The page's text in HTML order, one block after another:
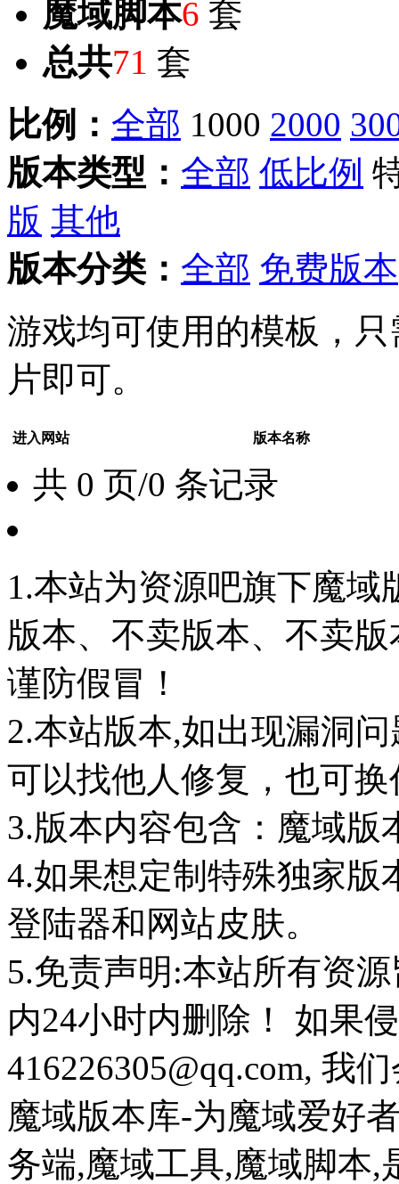
魔域脚本6 套
总共71 套
比例： 全部 1000 2000
版本类型： 全部 低比例
版 其他
版本分类： 全部 免费版本
游戏均可使用的模板，
片即可。
进入网站 版本名称
共 0 页/0 条记录
1.本站为资源吧旗下魔
版本、不卖版本、不卖版
谨防假冒！
2.本站版本,如出现漏洞
可以找他人修复，也可
3.版本内容包含：魔域版
4.如果想定制特殊独家
登陆器和网站皮肤。
5.免责声明:本站所有资
内24小时内删除！ 如果
416226305@qq.com, 我
魔域版本库-为魔域爱好
务端,魔域工具,魔域脚本